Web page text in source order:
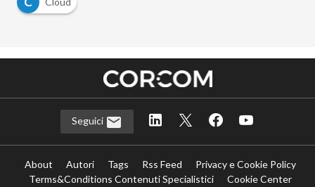
Seguici
About Autori Tags Rss Feed
Privacy e Cookie Policy
Terms&Conditions Contenuti Specialistici
Cookie Center